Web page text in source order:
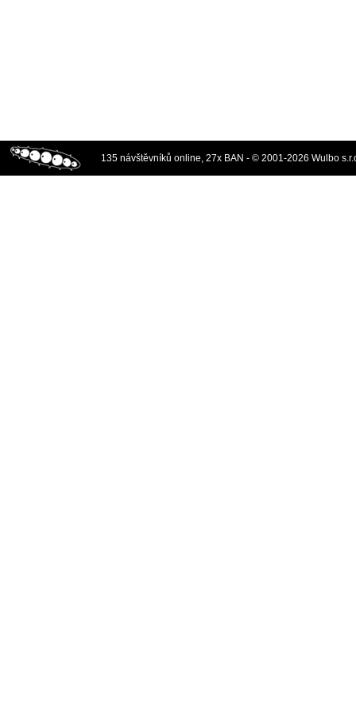
135 návštěvníků online, 27x BAN - © 2001-2026 Wulbo